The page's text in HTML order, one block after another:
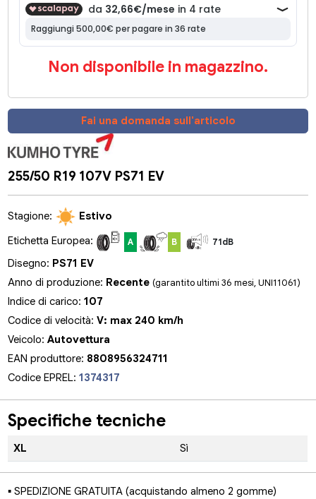
Non disponibile in magazzino.
Fai una domanda sull'articolo
255/50 R19 107V PS71 EV
Stagione:
Estivo
Etichetta Europea:
A B 71dB
Disegno: PS71 EV
Anno di produzione: Recente(garantito ultimi 36 mesi, UNI11061)
Indice di carico:107
Codice di velocità:V: max 240 km/h
Veicolo:Autovettura
EAN produttore: 8808956324711
Codice EPREL:1374317
Specifiche tecniche
XL Sì
▪ SPEDIZIONE GRATUITA (acquistando almeno 2 gomme)